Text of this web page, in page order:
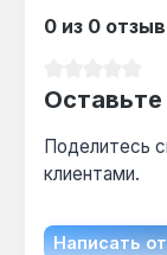
требованиям
0 из 0
Поделитесь
клиентами.
Написать